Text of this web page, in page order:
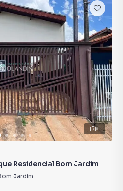
8
Residencial Bom Jardim
Jardim